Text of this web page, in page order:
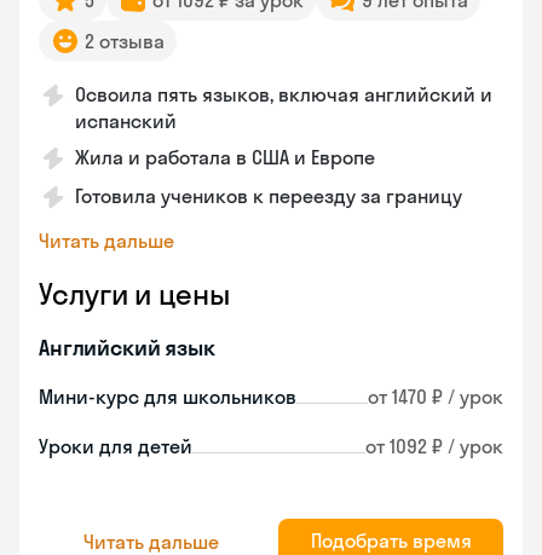
2 отзыва
Освоила пять языков, включая английский и
испанский
Жила и работала в США и Европе
Готовила учеников к переезду за границу
Читать дальше
Услуги и цены
Английский язык
Мини-курс для школьников от 1470 ₽ / урок
Уроки для детей от 1092 ₽ / урок
Читать дальше Подобрать время